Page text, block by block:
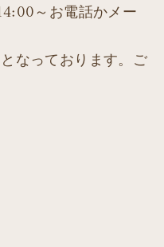
～お電話かメー
なっております。ご